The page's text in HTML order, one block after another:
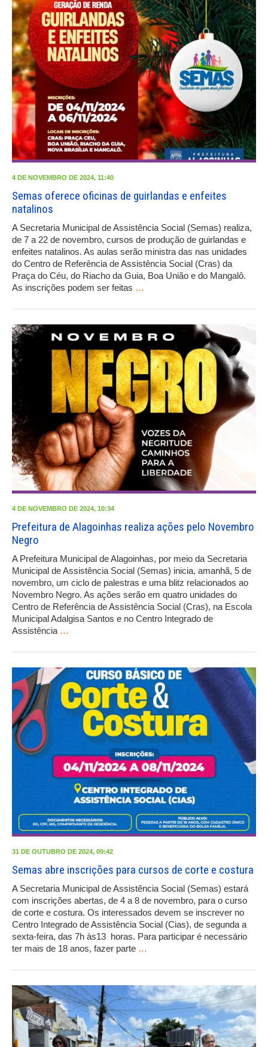
4 DE NOVEMBRO DE 2024, 11:40
Semas oferece oficinas de guirlandas e enfeites
natalinos
A Secretaria Municipal de Assistência Social (Semas) realiza,
de 7 a 22 de novembro, cursos de produção de guirlandas e
enfeites natalinos. As aulas serão ministra das nas unidades
do Centro de Referência de Assistência Social (Cras) da
Praça do Céu, do Riacho da Guia, Boa União e do Mangalô.
As inscrições podem ser feitas …
4 DE NOVEMBRO DE 2024, 10:34
Prefeitura de Alagoinhas realiza ações pelo Novembro
Negro
A Prefeitura Municipal de Alagoinhas, por meio da Secretaria
Municipal de Assistência Social (Semas) inicia, amanhã, 5 de
novembro, um ciclo de palestras e uma blitz relacionados ao
Novembro Negro. As ações serão em quatro unidades do
Centro de Referência de Assistência Social (Cras), na Escola
Municipal Adalgisa Santos e no Centro Integrado de
Assistência …
31 DE OUTUBRO DE 2024, 09:42
Semas abre inscrições para cursos de corte e costura
A Secretaria Municipal de Assistência Social (Semas) estará
com inscrições abertas, de 4 a 8 de novembro, para o curso
de corte e costura. Os interessados devem se inscrever no
Centro Integrado de Assistência Social (Cias), de segunda a
sexta-feira, das 7h às13 horas. Para participar é necessário
ter mais de 18 anos, fazer parte …